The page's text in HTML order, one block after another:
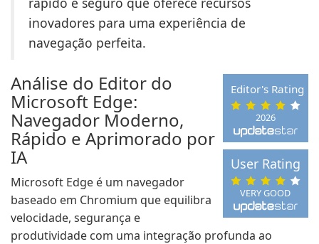
inovadores para uma experiência de
navegação perfeita.
2026
Editor's Rating
VERY GOOD
User Rating
Análise do Editor do
Microsoft Edge:
Navegador Moderno,
Rápido e Aprimorado por
IA
Microsoft Edge é um navegador
baseado em Chromium que equilibra
velocidade, segurança e
produtividade com uma integração profunda ao